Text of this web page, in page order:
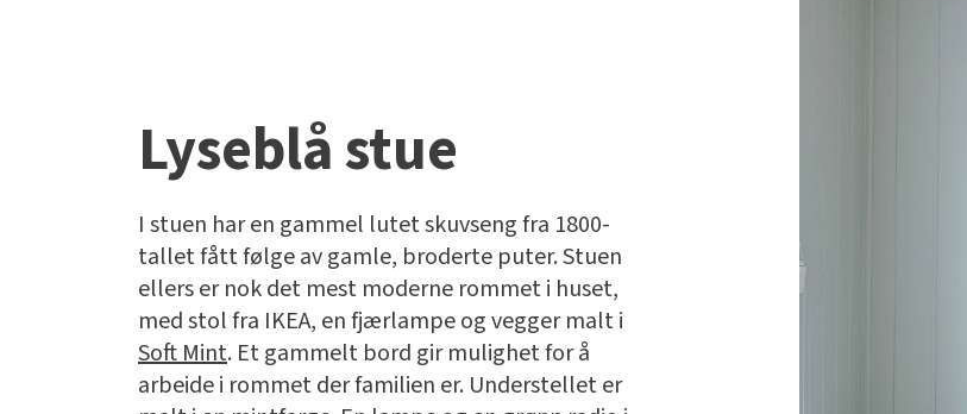
Lyseblå stue
I stuen har en gammel lutet skuvseng fra 1800-
tallet fått følge av gamle, broderte puter. Stuen
ellers er nok det mest moderne rommet i huset,
med stol fra IKEA, en fjærlampe og vegger malt i
Soft Mint. Et gammelt bord gir mulighet for å
arbeide i rommet der familien er. Understellet er